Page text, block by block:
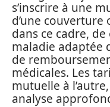
s’inscrire à une
d’une
dans ce cadre,
maladie adaptée
de
médicales. Les
mutuelle à
analyse